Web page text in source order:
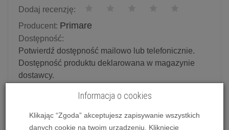
Dodaj recenzję:
Producent: Primare
Dostępność:
Potwierdź dostępność mailowo lub telefonicznie.
Dostępność produktu deklarowana w magazynie
dostawcy.
Powiadom o dostępności
Historia ceny
Informacja o cookies
Klikając “Zgoda” akceptujesz zapisywanie wszystkich
danych cookie na twoim urządzeniu. Kliknięcie